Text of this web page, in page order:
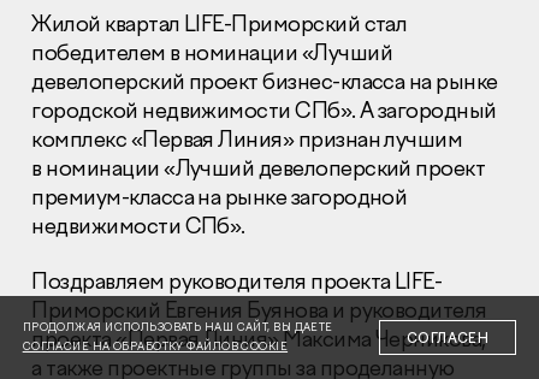
Раскрытие информации
Правовая информация
Сообщить о коррупции
Глaвный oфиc
+7 (495) 502 95 59
Отдел продаж
+7 (495) 641-35-35
© 2001-2026 Компания «Пионер»
Жилой квартал LIFE-Приморский стал
победителем в номинации «Лучший
девелоперский проект бизнес-класса на рынке
городской недвижимости СПб». А загородный
комплекс «Первая Линия» признан лучшим
в номинации «Лучший девелоперский проект
премиум-класса на рынке загородной
недвижимости СПб».
Поздравляем руководителя проекта LIFE-
Приморский Евгения Буянова и руководителя
проекта «Первая Линия» Максима Черникова,
а также проектные группы за проделанную
ПРОДОЛЖАЯ ИСПОЛЬЗОВАТЬ НАШ САЙТ, ВЫ ДАЕТЕ
СОГЛАСИЕ НА ОБРАБОТКУ ФАЙЛОВ COOKIE
СОГЛАСЕН